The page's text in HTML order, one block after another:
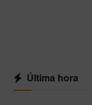
Última hora